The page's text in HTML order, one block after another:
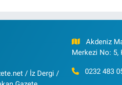
/ İz Dergi /
Akdeniz
Merkezi No: 5,
0232 483